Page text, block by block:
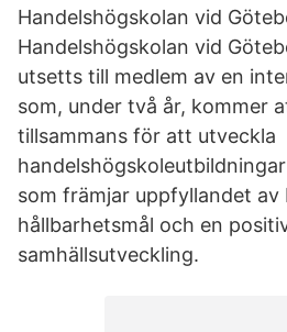
Handelshögskolan vid
Handelshögskolan vid
utsetts till medlem av en
som, under två år, kommer
tillsammans för att utveckla
som främjar uppfyllandet av
hållbarhetsmål och en
samhällsutveckling.